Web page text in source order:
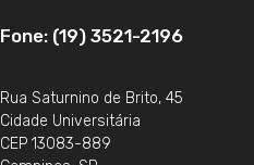
Fone: (19) 3521-2196
Rua Saturnino de Brito, 45
Cidade Universitária
CEP 13083-889